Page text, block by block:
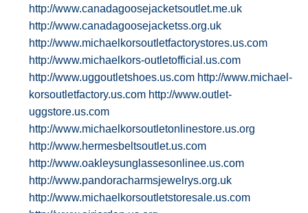
http://www.canadagoosejacketsoutlet.me.uk
http://www.canadagoosejacketss.org.uk
http://www.michaelkorsoutletfactorystores.us.com
http://www.michaelkors-outletofficial.us.com
http://www.uggoutletshoes.us.com http://www.michael-
korsoutletfactory.us.com http://www.outlet-
uggstore.us.com
http://www.michaelkorsoutletonlinestore.us.org
http://www.hermesbeltsoutlet.us.com
http://www.oakleysunglassesonlinee.us.com
http://www.pandoracharmsjewelrys.org.uk
http://www.michaelkorsoutletstoresale.us.com